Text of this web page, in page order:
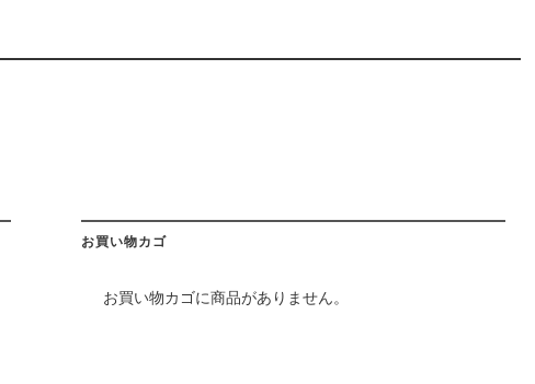
お買い物カゴ
お買い物カゴに商品がありません。